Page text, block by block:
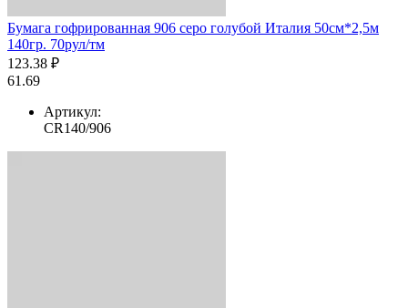
Бумага гофрированная 906 серо голубой Италия 50см*2,5м
140гр. 70рул/тм
123.38 ₽
61.69
Артикул:
CR140/906